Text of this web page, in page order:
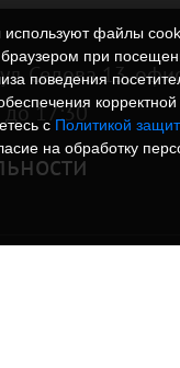
Седова 13,
17:30
файлы
при
поведения
с Политикой
на обработку